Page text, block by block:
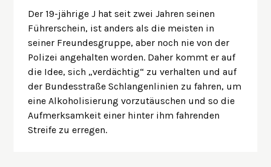
Der 19-jährige J hat seit zwei Jahren seinen
Führerschein, ist anders als die meisten in
seiner Freundesgruppe, aber noch nie von der
Polizei angehalten worden. Daher kommt er auf
die Idee, sich „verdächtig“ zu verhalten und auf
der Bundesstraße Schlangenlinien zu fahren, um
eine Alkoholisierung vorzutäuschen und so die
Aufmerksamkeit einer hinter ihm fahrenden
Streife zu erregen.